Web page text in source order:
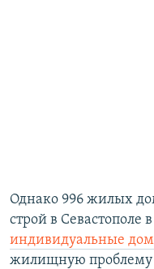
Однако 996 жилых
строй в Севастополе
индивидуальные
жилищную проблему